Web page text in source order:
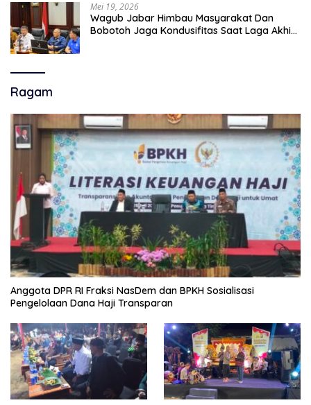
Mei 19, 2026
Wagub Jabar Himbau Masyarakat Dan
Bobotoh Jaga Kondusifitas Saat Laga Akhir
Ragam
Anggota DPR RI Fraksi NasDem dan BPKH Sosialisasi
Pengelolaan Dana Haji Transparan